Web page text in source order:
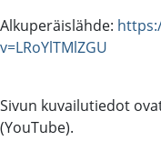
Alkuperäislähde:
v=LRoYlTMlZGU
Sivun kuvailutiedot
(YouTube).